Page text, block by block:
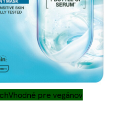
Vhodné pre vegánov